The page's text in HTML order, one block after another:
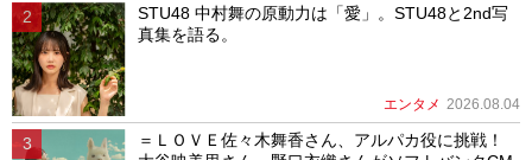
STU48 中村舞の原動力は「愛」。STU48と2nd写
真集を語る。
エンタメ 2026.08.04
＝ＬＯＶＥ佐々木舞香さん、アルパカ役に挑戦！